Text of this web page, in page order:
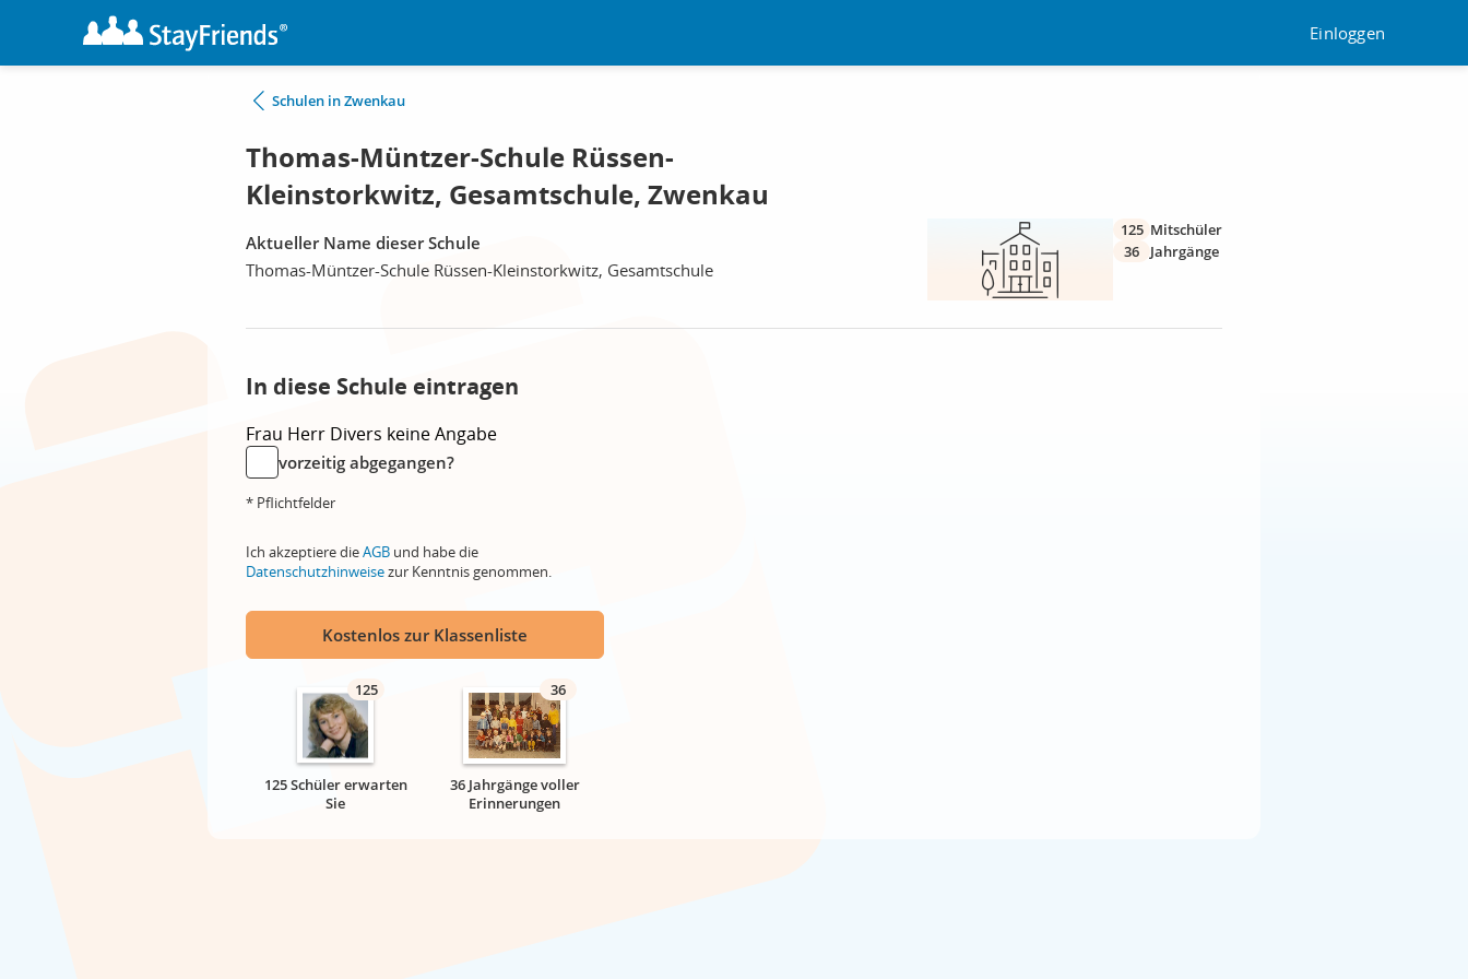
Einloggen
Schulen in Zwenkau
Thomas-Müntzer-Schule Rüssen-
Kleinstorkwitz, Gesamtschule, Zwenkau
Aktueller Name dieser Schule
Thomas-Müntzer-Schule Rüssen-Kleinstorkwitz, Gesamtschule
125 Mitschüler
36
Jahrgänge
In diese Schule eintragen
Frau Herr Divers keine Angabe
vorzeitig abgegangen?
* Pflichtfelder
Ich akzeptiere dieAGB und habe die
Datenschutzhinweisezur Kenntnis genommen.
Kostenlos zur Klassenliste
125
125 Schüler erwarten
Sie
36
36 Jahrgänge voller
Erinnerungen